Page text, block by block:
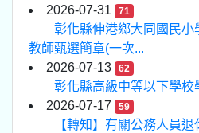
2026-07-31
71
彰化縣伸港鄉大同國民
教師甄選簡章(一次...
2026-07-13
62
彰化縣高級中等以下學校
2026-07-17
59
【轉知】有關公務人員